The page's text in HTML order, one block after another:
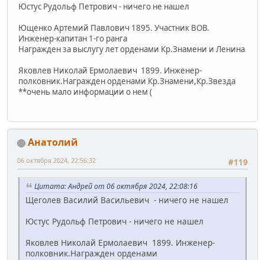
Юстус Рудольф Петрович - ничего не нашел
Ющенко Артемий Павлович 1895. Участник ВОВ.
Инженер-капитан 1-го ранга
Награжден за выслугу лет орденами Кр.Знамени и Ленина
Яковлев Николай Ермолаевич 1899. Инженер-
полковник.Награжден орденами Кр.Знамени,Кр.Звезда
**очень мало информации о нем (
Анатолий
#119
06 октября 2024, 22:56:32
Цитата: Андрей от 06 октября 2024, 22:08:16
Щеголев Василий Васильевич - ничего не нашел
Юстус Рудольф Петрович - ничего не нашел
Яковлев Николай Ермолаевич 1899. Инженер-
полковник.Награжден орденами